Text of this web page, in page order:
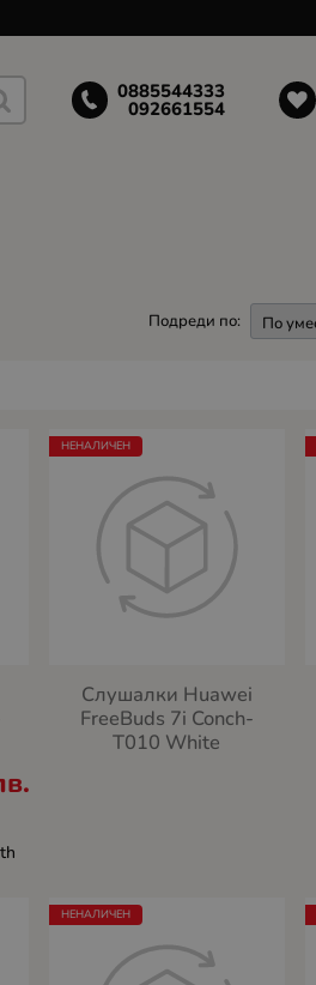
0885544333
092661554
Подреди по:
Слушалки Huawei
FreeBuds 7i Conch-
T010 White
НЕНАЛИЧЕН
НЕНАЛИЧЕН